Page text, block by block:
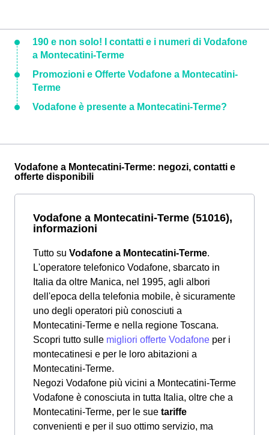
190 e non solo! I contatti e i numeri di Vodafone
a Montecatini-Terme
Promozioni e Offerte Vodafone a Montecatini-
Terme
Vodafone è presente a Montecatini-Terme?
Vodafone a Montecatini-Terme: negozi, contatti e
offerte disponibili
Vodafone a Montecatini-Terme (51016),
informazioni
Tutto su Vodafone a Montecatini-Terme.
L'operatore telefonico Vodafone, sbarcato in
Italia da oltre Manica, nel 1995, agli albori
dell'epoca della telefonia mobile, è sicuramente
uno degli operatori più conosciuti a
Montecatini-Terme e nella regione Toscana.
Scopri tutto sulle migliori offerte Vodafone per i
montecatinesi e per le loro abitazioni a
Montecatini-Terme.
Negozi Vodafone più vicini a Montecatini-Terme
Vodafone è conosciuta in tutta Italia, oltre che a
Montecatini-Terme, per le sue tariffe
convenienti e per il suo ottimo servizio, ma